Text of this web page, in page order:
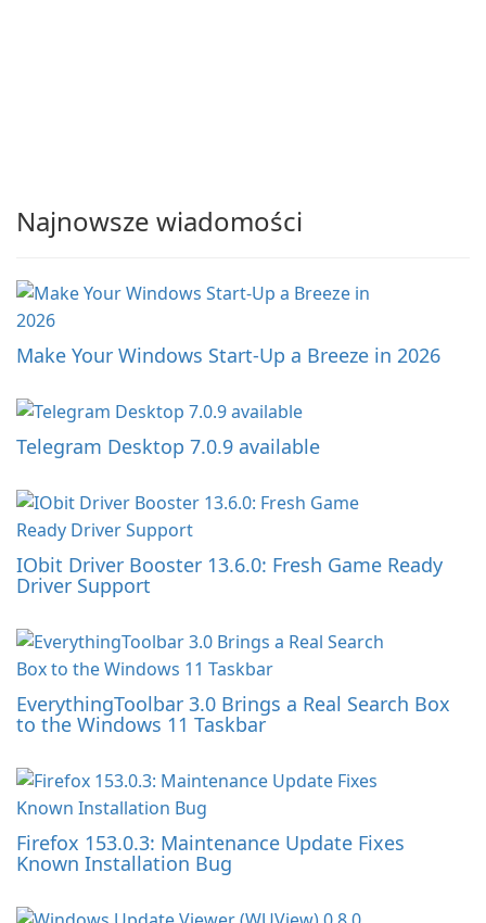
Najnowsze wiadomości
Make Your Windows Start-Up a Breeze in 2026
Telegram Desktop 7.0.9 available
IObit Driver Booster 13.6.0: Fresh Game Ready
Driver Support
EverythingToolbar 3.0 Brings a Real Search Box
to the Windows 11 Taskbar
Firefox 153.0.3: Maintenance Update Fixes
Known Installation Bug